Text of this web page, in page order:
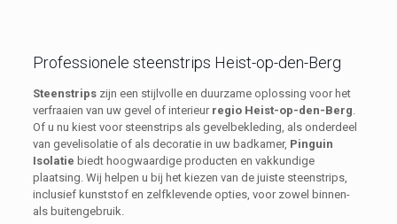
Professionele steenstrips Heist-op-den-Berg
Steenstripszijn een stijlvolle en duurzame oplossing voor het
verfraaien van uw gevel of interieur regio Heist-op-den-Berg
Of u nu kiest voor steenstrips als gevelbekleding, als onderdeel
van gevelisolatie of als decoratie in uw badkamer, Pinguin
Isolatie biedt hoogwaardige producten en vakkundige
plaatsing. Wij helpen u bij het kiezen van de juiste steenstrips,
inclusief kunststof en zelfklevende opties, voor zowel binnen-
als buitengebruik.